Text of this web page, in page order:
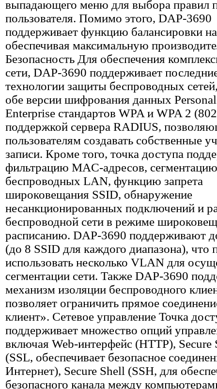
выпадающего меню для выбора правил
пользователя. Помимо этого, DAP-3690
поддерживает функцию балансировки
обеспечивая максимальную
Безопасность Для обеспечения
сети, DAP-3690 поддерживает
технологии защиты беспроводных
обе версии шифрования данных
Enterprise стандартов WPA и WPA 2
поддержкой сервера RADIUS,
пользователям создавать собственные
записи. Кроме того, точка доступа
фильтрацию MAC-адресов, сегментацию
беспроводных LAN, функцию запрета
широковещания SSID, обнаружение
несанкционированных подключений и
беспроводной сети в режиме
расписанию. DAP-3690 поддерживают
(до 8 SSID для каждого диапазона), что
использовать несколько VLAN для
сегментации сети. Также DAP-3690
механизм изоляции беспроводного
позволяет ограничить прямое
клиент». Сетевое управление Точка
поддерживает множество опций
включая Web-интерфейс (HTTP), Secure
(SSL, обеспечивает безопасное
Интернет), Secure Shell (SSH, для
безопасного канала между